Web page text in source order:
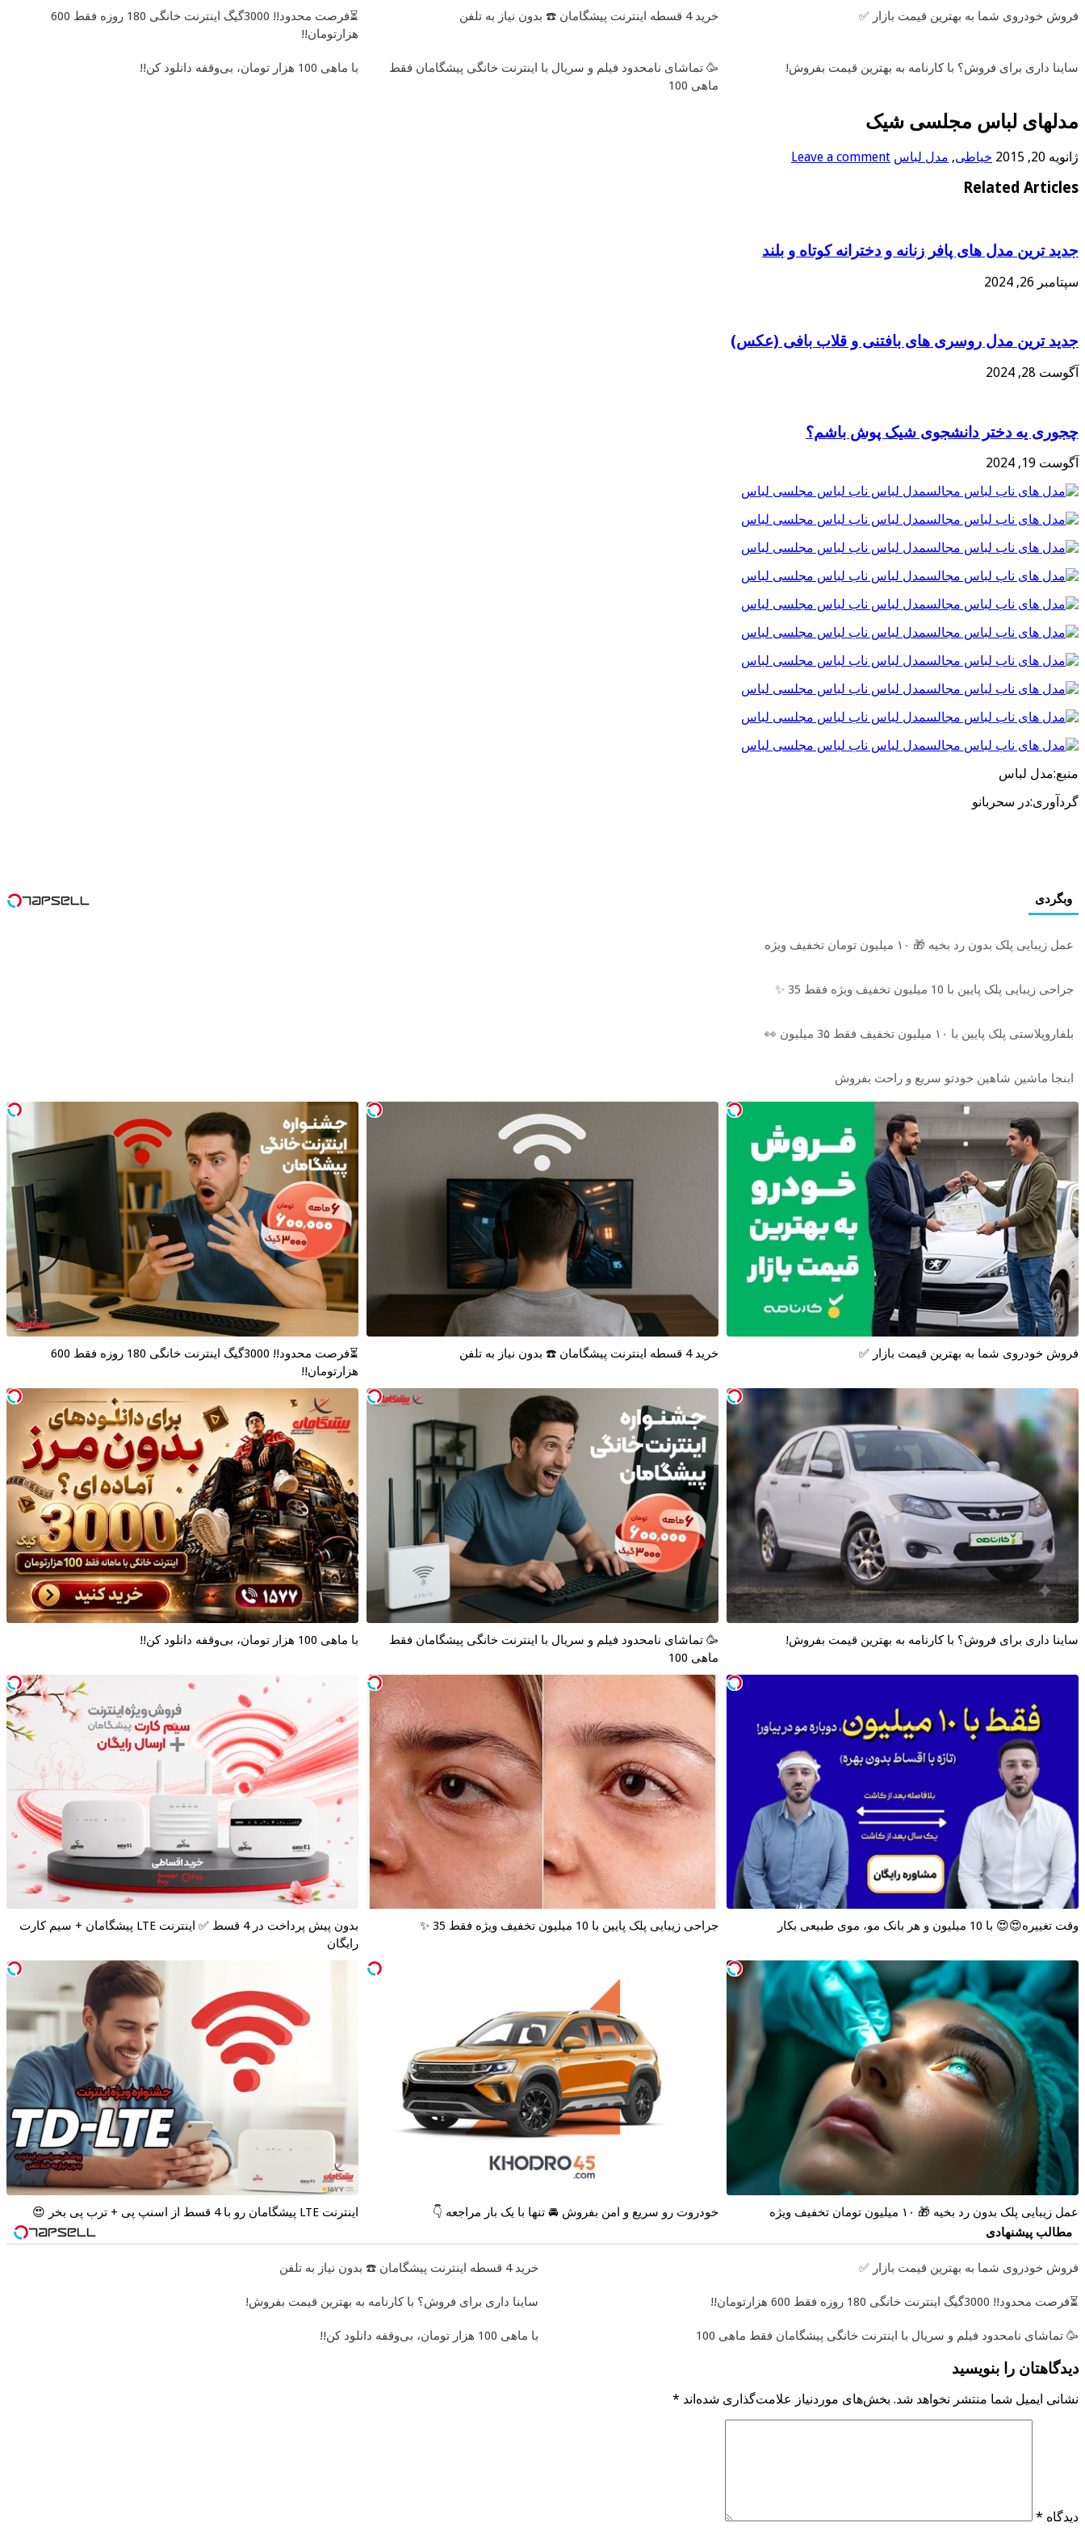
فروش خودروی شما به بهترین قیمت بازار ✅ خرید 4 قسطه اینترنت پیشگامان ☎️ بدون نیاز به تلفن
⏳فرصت محدود!! 3000گیگ اینترنت خانگی 180 روزه فقط 600
هزارتومان!!
ساینا داری برای فروش؟ با کارنامه به بهترین قیمت بفروش!
🥳 تماشای نامحدود فیلم و سریال با اینترنت خانگی پیشگامان فقط
ماهی 100
با ماهی 100 هزار تومان، بی‌وقفه دانلود کن!!
مدلهای لباس مجلسی شیک
ژانویه 20, 2015 خیاطی, مدل لباس Leave a comment
Related Articles
جدید ترین مدل های پافر زنانه و دخترانه کوتاه و بلند
سپتامبر 26, 2024
جدید ترین مدل روسری های بافتنی و قلاب بافی (عکس)
آگوست 28, 2024
چجوری یه دختر دانشجوی شیک پوش باشم؟
آگوست 19, 2024
منبع:مدل لباس
گردآوری:در سحربانو
وبگردی
عمل زیبایی پلک بدون رد بخیه 🎁 ۱۰ میلیون تومان تخفیف ویژه
جراحی زیبایی پلک پایین با 10 میلیون تخفیف ویژه فقط 35 ✨
بلفاروپلاستی پلک پایین با ۱۰ میلیون تخفیف فقط 3۵ میلیون 👀
ابنجا ماشین شاهین خودتو سریع و راحت بفروش
فروش خودروی شما به بهترین قیمت بازار ✅ خرید 4 قسطه اینترنت پیشگامان ☎️ بدون نیاز به تلفن
⏳فرصت محدود!! 3000گیگ اینترنت خانگی 180 روزه فقط 600
هزارتومان!!
ساینا داری برای فروش؟ با کارنامه به بهترین قیمت بفروش!
🥳 تماشای نامحدود فیلم و سریال با اینترنت خانگی پیشگامان فقط
ماهی 100
با ماهی 100 هزار تومان، بی‌وقفه دانلود کن!!
وقت تغییره😍😍 با 10 میلیون و هر بانک مو، موی طبیعی بکار جراحی زیبایی پلک پایین با 10 میلیون تخفیف ویژه فقط 35 ✨
بدون پیش پرداخت در 4 قسط ✅ اینترنت LTE پیشگامان + سیم کارت
رایگان
عمل زیبایی پلک بدون رد بخیه 🎁 ۱۰ میلیون تومان تخفیف ویژه خودروت رو سریع و امن بفروش 🚘 تنها با یک بار مراجعه 👇
اینترنت LTE پیشگامان رو با 4 قسط از اسنپ پی + ترب پی بخر 😍
مطالب پیشنهادی
فروش خودروی شما به بهترین قیمت بازار ✅ خرید 4 قسطه اینترنت پیشگامان ☎️ بدون نیاز به تلفن
⏳فرصت محدود!! 3000گیگ اینترنت خانگی 180 روزه فقط 600 هزارتومان!! ساینا داری برای فروش؟ با کارنامه به بهترین قیمت بفروش!
🥳 تماشای نامحدود فیلم و سریال با اینترنت خانگی پیشگامان فقط ماهی 100 با ماهی 100 هزار تومان، بی‌وقفه دانلود کن!!
دیدگاهتان را بنویسید
نشانی ایمیل شما منتشر نخواهد شد. بخش‌های موردنیاز علامت‌گذاری شده‌اند *
دیدگاه *